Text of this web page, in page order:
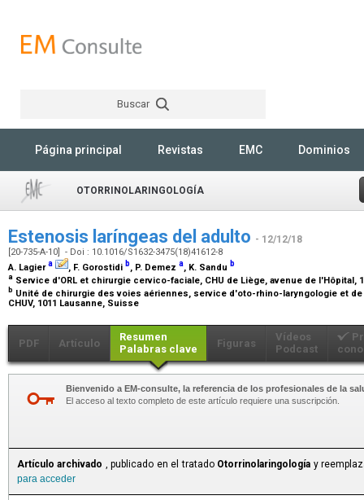
Buscar
Página principal Revistas EMC Dominios
OTORRINOLARINGOLOGÍA
Estenosis laríngeas del adulto - 12/12/18
[20-735-A-10] - Doi : 10.1016/S1632-3475(18)41612-8
A. Lagiera , F. Gorostidi b, P. Demez a, K. Sandu b
a Service d'ORL et chirurgie cervico-faciale, CHU de Liège, avenue de l'Hôpital,
b Unité de chirurgie des voies aériennes, service d'oto-rhino-laryngologie et
CHUV, 1011 Lausanne, Suisse
PDF Artículo
Resumen
Palabras clave
Figuras
Vídeos
Podcast
Bienvenido a EM-consulte, la referencia de los profesionales de la
El acceso al texto completo de este artículo requiere una suscripción.
Artículo archivado , publicado en el tratado Otorrinolaringología y
para acceder